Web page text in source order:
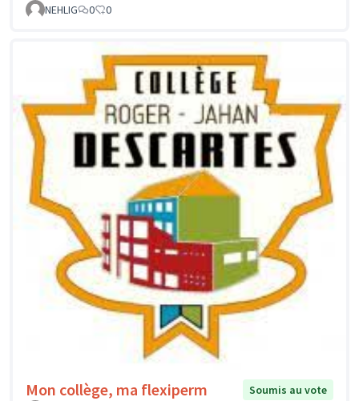
NEHLIG
0 0
Mon collège, ma flexiperm
Soumis au vote